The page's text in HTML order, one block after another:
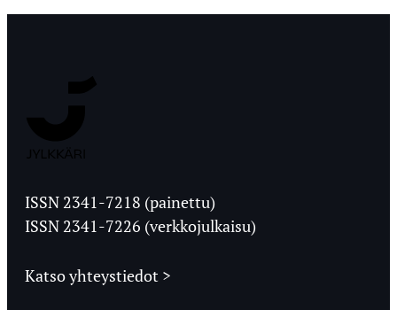
Ylioppilaslehti
ISSN 2341-7218 (painettu)
ISSN 2341-7226 (verkkojulkaisu)
Katso yhteystiedot >